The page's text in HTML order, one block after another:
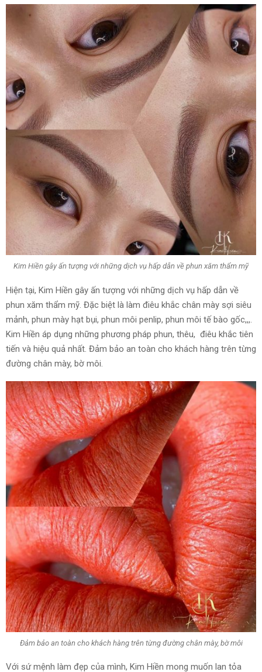
Kim Hiền gây ấn tượng với những dịch vụ hấp dẫn về phun xăm thẩm mỹ
Hiện tại, Kim Hiền gây ấn tượng với những dịch vụ hấp dẫn về
phun xăm thẩm mỹ. Đặc biệt là làm điêu khắc chân mày sợi siêu
mảnh, phun mày hạt bụi, phun môi penlip, phun môi tế bào gốc,,,.
Kim Hiền áp dụng những phương pháp phun, thêu, điêu khắc tiên
tiến và hiệu quả nhất. Đảm bảo an toàn cho khách hàng trên từng
đường chân mày, bờ môi.
Đảm bảo an toàn cho khách hàng trên từng đường chân mày, bờ môi
Với sứ mệnh làm đẹp của mình, Kim Hiền mong muốn lan tỏa